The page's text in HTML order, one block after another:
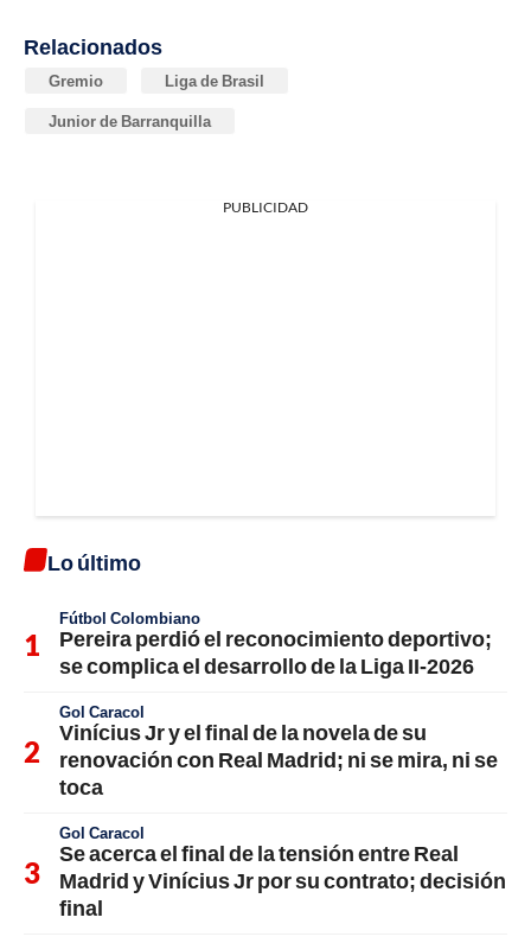
Relacionados
Gremio Liga de Brasil
Junior de Barranquilla
PUBLICIDAD
Lo último
Fútbol Colombiano
Pereira perdió el reconocimiento deportivo;
se complica el desarrollo de la Liga II-2026
Gol Caracol
Vinícius Jr y el final de la novela de su
renovación con Real Madrid; ni se mira, ni se
toca
Gol Caracol
Se acerca el final de la tensión entre Real
Madrid y Vinícius Jr por su contrato; decisión
final